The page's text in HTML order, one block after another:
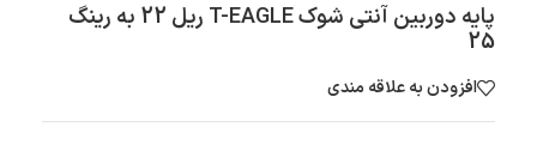
پایه دوربین آنتی شوک T-EAGLE ریل 22 به رینگ
25
افزودن به علاقه مندی